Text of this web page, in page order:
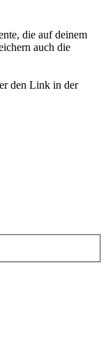
die auf deinem
auch die
den Link in der